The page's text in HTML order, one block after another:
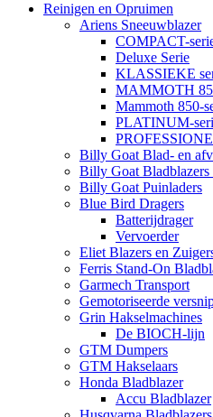
Reinigen en Opruimen
Ariens Sneeuwblazer
COMPACT-
Deluxe Serie
KLASSIEKE
MAMMOTH
Mammoth 850-
PLATINUM-
Billy Goat Blad- en
Billy Goat Bladblazers
Billy Goat Puinladers
Blue Bird Dragers
Batterijdrager
Vervoerder
Eliet Blazers en
Ferris Stand-On
Garmech Transport
Gemotoriseerde
Grin Hakselmachines
De BIOCH-lijn
GTM Dumpers
GTM Hakselaars
Honda Bladblazer
Accu Bladblazer